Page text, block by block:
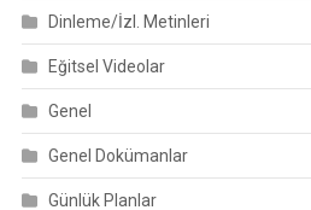
Dinleme/İzl. Metinleri
Eğitsel Videolar
Genel
Genel Dokümanlar
Günlük Planlar